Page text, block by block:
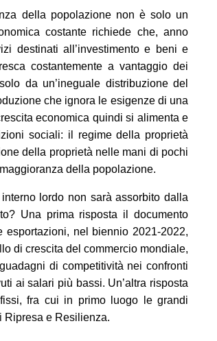
della popolazione non è solo un
costante richiede che, anno
destinati all’investimento e beni e
costantemente a vantaggio dei
da un’ineguale distribuzione del
che ignora le esigenze di una
economica quindi si alimenta e
sociali: il regime della proprietà
della proprietà nelle mani di pochi
della popolazione.
lordo non sarà assorbito dalla
Una prima risposta il documento
nel biennio 2021-2022,
di crescita del commercio mondiale,
di competitività nei confronti
ai salari più bassi. Un’altra risposta
fra cui in primo luogo le grandi
Ripresa e Resilienza.